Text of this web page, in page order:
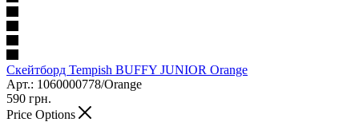
Скейтборд Tempish BUFFY JUNIOR Orange
Арт.: 1060000778/Orange
590 грн.
Price Options